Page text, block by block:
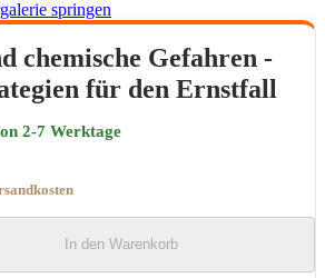
springen
chemische Gefahren -
für den Ernstfall
2-7 Werktage
In den Warenkorb